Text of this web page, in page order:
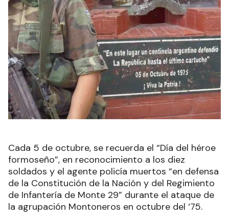
Cada 5 de octubre, se recuerda el “Día del héroe
formoseño”, en reconocimiento a los diez
soldados y el agente policía muertos “en defensa
de la Constitución de la Nación y del Regimiento
de Infantería de Monte 29” durante el ataque de
la agrupación Montoneros en octubre del ‘75.